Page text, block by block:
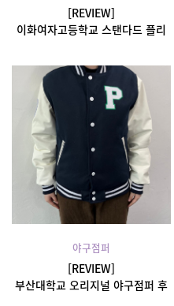
[REVIEW]
이화여자고등학교 스탠다드 플리
야구점퍼
[REVIEW]
부산대학교 오리지널 야구점퍼 후